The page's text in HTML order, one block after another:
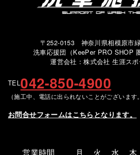
〒252-0153 神奈川県相模原市
洗車応援団（KeePer PRO SHOP
運営会社：株式会社 生涯ス
TEL042-850-4900
（施工中、電話に出られないことがございます
お問合せフォームはこちらとなります。
営業時間 月 火 水 木